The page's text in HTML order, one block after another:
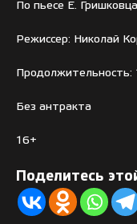
По пьесе Е.
Режиссер: Николай
Продолжительность:
Без антракта
16+
Поделитесь